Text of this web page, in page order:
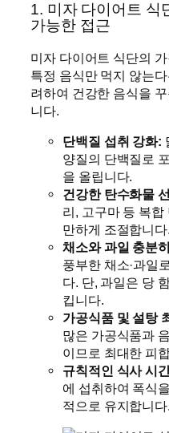
1. 미자 다이어트 식
가능한 접근
미자 다이어트 식단의
특정 음식만 먹지 않는
려하여 건강한 음식을
니다.
단백질 섭취 강화:
양질의 단백질로
을 올립니다.
건강한 탄수화물
리, 고구마 등 복
만하게 조절합니다.
채소와 과일 충분
풍부한 채소·과일
다. 단, 과일은 당
킵니다.
가공식품 및 설탕
많은 가공식품과
이므로 최대한 피
규칙적인 식사 시
에 섭취하여 폭식
적으로 유지합니다.